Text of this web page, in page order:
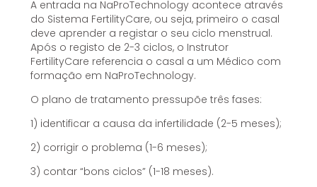
A entrada na NaProTechnology acontece através
do Sistema FertilityCare, ou seja, primeiro o casal
deve aprender a registar o seu ciclo menstrual.
Após o registo de 2-3 ciclos, o Instrutor
FertilityCare referencia o casal a um Médico com
formação em NaProTechnology.
O plano de tratamento pressupõe três fases:
1) identificar a causa da infertilidade (2-5 meses);
2) corrigir o problema (1-6 meses);
3) contar “bons ciclos” (1-18 meses).